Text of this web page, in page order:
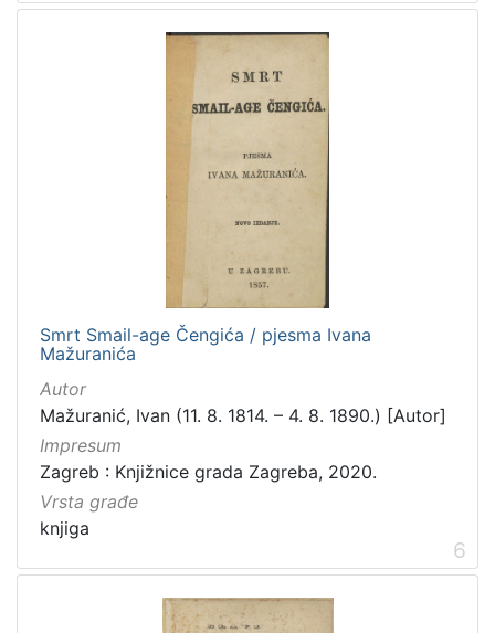
Smrt Smail-age Čengića / pjesma Ivana
Mažuranića
Autor
Mažuranić, Ivan (11. 8. 1814. – 4. 8. 1890.) [Autor]
Impresum
Zagreb : Knjižnice grada Zagreba, 2020.
Vrsta građe
knjiga
6